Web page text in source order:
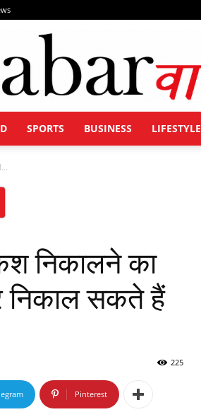
Khabar
SPORTS BUSINESS LIFESTYLE
निकालने का
निकाल सकते हैं
225
Pinterest